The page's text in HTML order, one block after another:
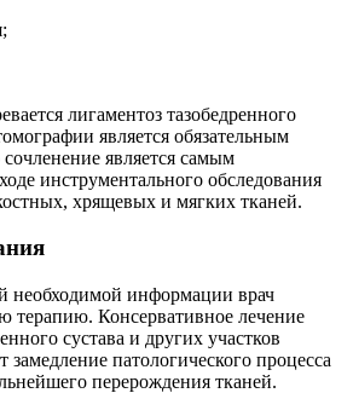
лигаментоз тазобедренного
является обязательным
является самым
инструментального обследования
хрящевых и мягких тканей.
необходимой информации врач
терапию. Консервативное лечение
сустава и других участков
замедление патологического процесса
перерождения тканей.